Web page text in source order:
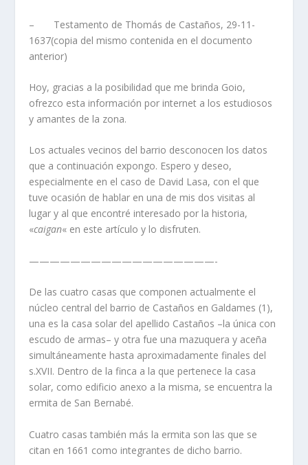
– Testamento de Thomás de Castaños, 29-11-
1637(copia del mismo contenida en el documento
anterior)
Hoy, gracias a la posibilidad que me brinda Goio,
ofrezco esta información por internet a los estudiosos
y amantes de la zona.
Los actuales vecinos del barrio desconocen los datos
que a continuación expongo. Espero y deseo,
especialmente en el caso de David Lasa, con el que
tuve ocasión de hablar en una de mis dos visitas al
lugar y al que encontré interesado por la historia,
«caigan« en este artí­culo y lo disfruten.
——————————————————-
De las cuatro casas que componen actualmente el
núcleo central del barrio de Castaños en Galdames (1),
una es la casa solar del apellido Castaños –la única con
escudo de armas– y otra fue una mazuquera y aceña
simultáneamente hasta aproximadamente finales del
s.XVII. Dentro de la finca a la que pertenece la casa
solar, como edificio anexo a la misma, se encuentra la
ermita de San Bernabé.
Cuatro casas también más la ermita son las que se
citan en 1661 como integrantes de dicho barrio.